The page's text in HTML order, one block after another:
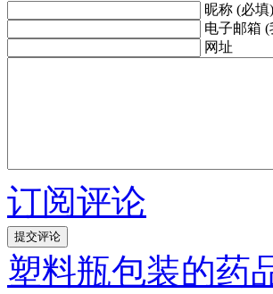
昵称 (必填)
电子邮箱
网址
订阅评论
塑料瓶包装的药